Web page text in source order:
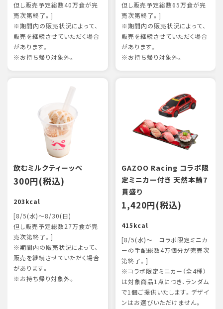
但し販売予定総数40万食が完
売次第終了。]
※期間内の販売状況によって、
販売を継続させていただく場合
があります。
※お持ち帰り対象外。
但し販売予定総数65万食が完
売次第終了。]
※期間内の販売状況によって、
販売を継続させていただく場合
があります。
※お持ち帰り対象外。
飲むミルクティーッペ
300円(税込)
203kcal
[8/5(水)～8/30(日)
但し販売予定総数27万食が完
売次第終了。]
※期間内の販売状況によって、
販売を継続させていただく場合
があります。
※お持ち帰り対象外。
GAZOO Racing コラボ限
定ミニカー付き 天然本鮪7
貫盛り
1,420円(税込)
415kcal
[8/5(水)～ コラボ限定ミニカ
ーの手配総数4万個分が完売次
第終了。]
※コラボ限定ミニカー（全4種）
は対象商品1点につき、ランダム
で1個ご提供いたします。デザイ
ンはお選びいただけません。